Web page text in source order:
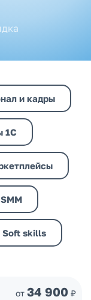
и кадры
1С
Soft skills
от 34 900 ₽